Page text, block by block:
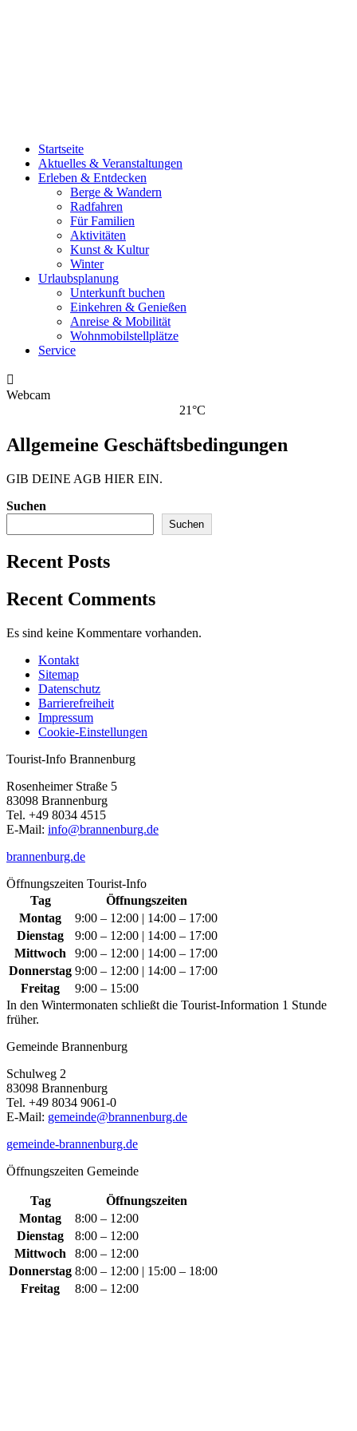
Startseite
Aktuelles & Veranstaltungen
Erleben & Entdecken
Berge & Wandern
Radfahren
Für Familien
Aktivitäten
Kunst & Kultur
Winter
Urlaubsplanung
Unterkunft buchen
Einkehren & Genießen
Anreise & Mobilität
Wohnmobilstellplätze
Service

Webcam
21°C
Allgemeine Geschäftsbedingungen
GIB DEINE AGB HIER EIN.
Suchen
Suchen
Recent Posts
Recent Comments
Es sind keine Kommentare vorhanden.
Kontakt
Sitemap
Datenschutz
Barrierefreiheit
Impressum
Cookie-Einstellungen
Tourist-Info Brannenburg
Rosenheimer Straße 5
83098 Brannenburg
Tel. +49 8034 4515
E-Mail: info@brannenburg.de
brannenburg.de
Öffnungszeiten Tourist-Info
Tag
Öffnungszeiten
Montag
9:00 – 12:00 | 14:00 – 17:00
Dienstag
9:00 – 12:00 | 14:00 – 17:00
Mittwoch
9:00 – 12:00 | 14:00 – 17:00
Donnerstag 9:00 – 12:00 | 14:00 – 17:00
Freitag
9:00 – 15:00
In den Wintermonaten schließt die Tourist-Information 1 Stunde
früher.
Gemeinde Brannenburg
Schulweg 2
83098 Brannenburg
Tel. +49 8034 9061-0
E-Mail: gemeinde@brannenburg.de
gemeinde-brannenburg.de
Öffnungszeiten Gemeinde
Tag
Öffnungszeiten
Montag
8:00 – 12:00
Dienstag
8:00 – 12:00
Mittwoch
8:00 – 12:00
Donnerstag 8:00 – 12:00 | 15:00 – 18:00
Freitag
8:00 – 12:00